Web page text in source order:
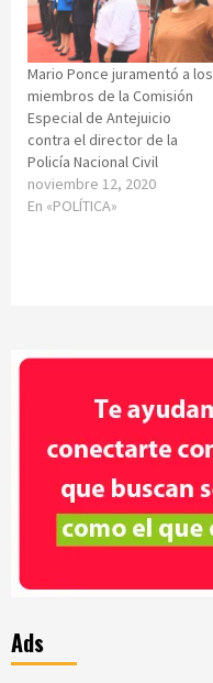
Mario Ponce juramentó a los
miembros de la Comisión
Especial de Antejuicio
contra el director de la
Policía Nacional Civil
noviembre 12, 2020
En «POLÍTICA»
Ads